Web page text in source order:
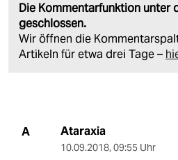
Die Kommentarfunktion unter
geschlossen.
Wir öffnen die
Artikeln für etwa drei Tage –
A Ataraxia
10.09.2018, 09:55 Uhr